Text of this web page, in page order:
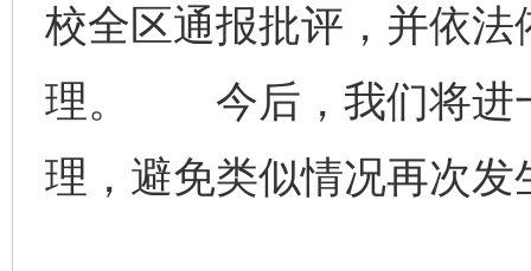
校全区通报批评，并依
理。 今后，我们将进
理，避免类似情况再次